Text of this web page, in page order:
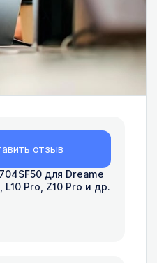
для Dreame
L10 Pro, Z10 Pro и др.
отзыв